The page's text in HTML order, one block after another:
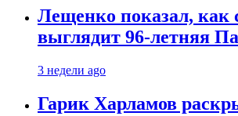
Лещенко показал, как
выглядит 96-летняя
3 недели ago
Гарик Харламов